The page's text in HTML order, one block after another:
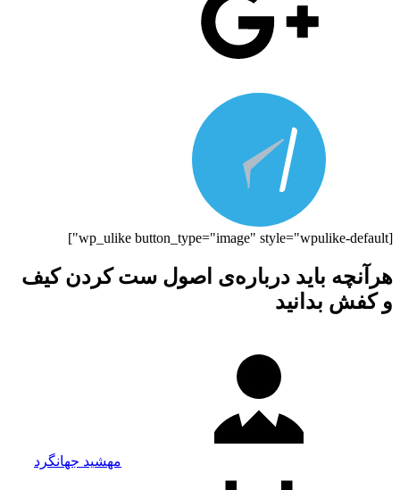
[wp_ulike button_type="image" style="wpulike-default"]
هرآنچه باید درباره‌ی اصول ست کردن کیف
و کفش بدانید
مهشید جهانگرد